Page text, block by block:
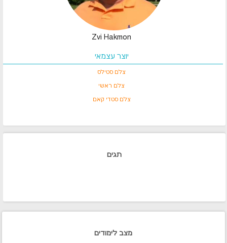
Zvi Hakmon
יוצר עצמאי
צלם סטילס
צלם ראשי
צלם סטדי קאם
תגים
מצב לימודים